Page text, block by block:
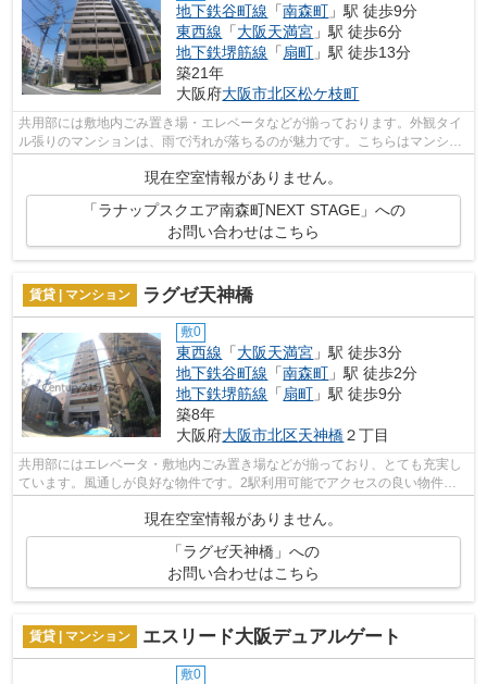
地下鉄谷町線 「南森町 」駅 徒歩9分
東西線 「大阪天満宮 」駅 徒歩6分
地下鉄堺筋線 「 扇町 」駅 徒歩13分
築21年
大阪府大阪市北区松ケ枝町
共用部には敷地内ごみ置き場・エレベータなどが揃っております。外観タイ
ル張りのマンションは、雨で汚れが落ちるのが魅力です。こちらはマンショ
ンタイプになります。2駅利用可能なの...
現在空室情報がありません。
「ラナップスクエア南森町NEXT STAGE」への
お問い合わせはこちら
賃貸 | マンション ラグゼ天神橋
敷0
東西線 「大阪天満宮 」駅 徒歩3分
地下鉄谷町線 「南森町 」駅 徒歩2分
地下鉄堺筋線 「扇町 」駅 徒歩9分
築8年
大阪府大阪市北区天神橋２丁目
共用部にはエレベータ・敷地内ごみ置き場などが揃っており、とても充実し
ています。風通しが良好な物件です。2駅利用可能でアクセスの良い物件で
現在空室情報がありません。
「ラグゼ天神橋」への
お問い合わせはこちら
賃貸 | マンション エスリード大阪デュアルゲート
敷0